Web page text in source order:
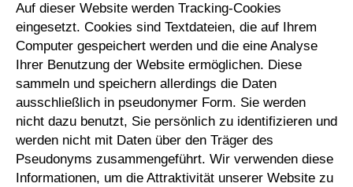
Auf dieser Website werden Tracking-Cookies
eingesetzt. Cookies sind Textdateien, die auf Ihrem
Computer gespeichert werden und die eine Analyse
Ihrer Benutzung der Website ermöglichen. Diese
sammeln und speichern allerdings die Daten
ausschließlich in pseudonymer Form. Sie werden
nicht dazu benutzt, Sie persönlich zu identifizieren und
werden nicht mit Daten über den Träger des
Pseudonyms zusammengeführt. Wir verwenden diese
Informationen, um die Attraktivität unserer Website zu